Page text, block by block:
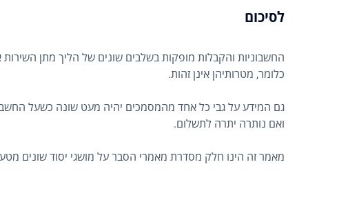
לסיכום
החשבוניות והקבלות מופקות בשלבים שונים של הליך מתן
כלומר, מטרותיהן אינן זהות.
גם המידע על גבי כל אחד מהמסמכים יהיה מעט שונה כשעל
ואם נותרה יתרה לתשלום.
מאמר זה הינו חלק מסדרת מאמרי הסבר על מושגי יסוד שונים